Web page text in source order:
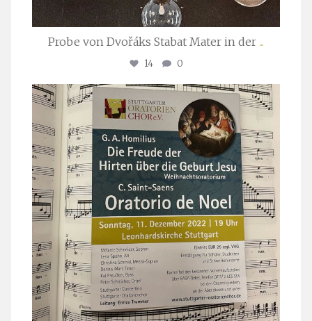
Probe von Dvořáks Stabat Mater in der ...
14 0
stuttgarter_oratorienchor
Nov. 29